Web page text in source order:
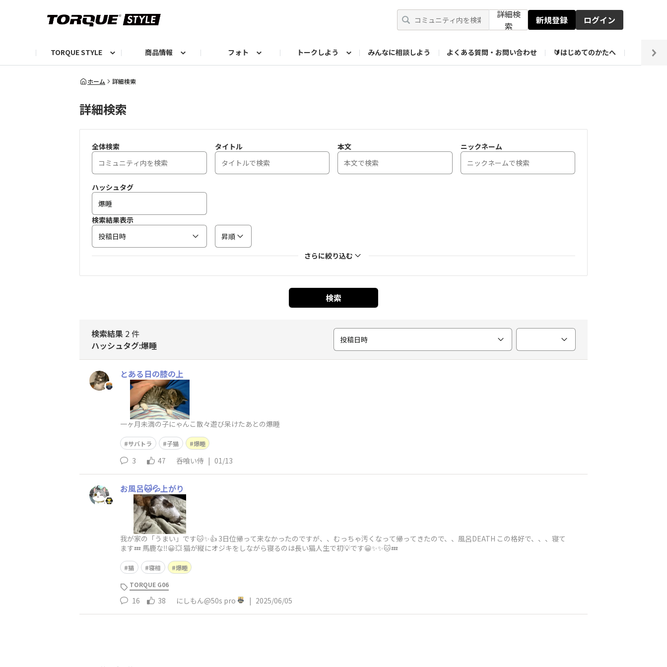
詳細検
索
新規登録 ログイン
TORQUE STYLE
お知らせ TORQUIZ【投票企画】
商品情報
TORQUEニュース
フォト
TORQUEフォト
トークしよう
自己紹介しよう
みんなに相談しよう よくある質問・お問い合わせ 🔰はじめてのかたへ 編集
編集部の日常フォト
ホーム 詳細検索
詳細検索
全体検索 タイトル 本文 ニックネーム
ハッシュタグ
検索結果表示
投稿日時
昇順
さらに絞り込む
検索
検索結果 2 件
ハッシュタグ:爆睡
投稿日時
とある日の膝の上
一ヶ月未満の子にゃんこ散々遊び呆けたあとの爆睡
サバトラ 子猫 爆睡
3 47 呑喰い侍 | 01/13
お風呂🐱💦上がり
我が家の「うまい」です🐱✨👍 3日位帰って来なかったのですが、、むっちゃ汚くなって帰ってきたので、、風呂DEATH この格好で、、、寝て
ます💤 馬鹿な‼️😀💥 猫が縦にオジキをしながら寝るのは長い猫人生で初💡です😀✨✨🐱💤
猫 寝相 爆睡
TORQUE G06
16 38 にしもん@50s pro | 2025/06/05